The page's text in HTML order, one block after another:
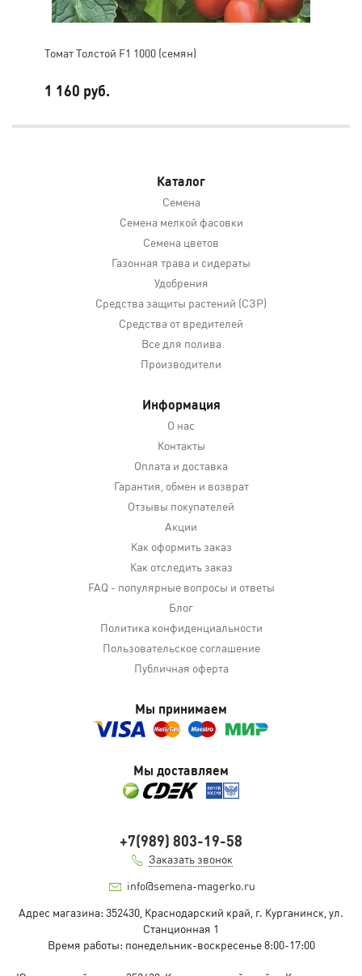
Томат Толстой F1 1000 (семян)
1 160 руб.
Каталог
Семена
Семена мелкой фасовки
Семена цветов
Газонная трава и сидераты
Удобрения
Средства защиты растений (СЗР)
Средства от вредителей
Все для полива
Производители
Информация
О нас
Контакты
Оплата и доставка
Гарантия, обмен и возврат
Отзывы покупателей
Акции
Как оформить заказ
Как отследить заказ
FAQ - популярные вопросы и ответы
Блог
Политика конфиденциальности
Пользовательское соглашение
Публичная оферта
Мы принимаем
Мы доставляем
+7(989) 803-19-58
Заказать звонок
info@semena-magerko.ru
Адрес магазина: 352430, Краснодарский край, г. Курганинск, ул.
Станционная 1
Время работы: понедельник-воскресенье 8:00-17:00